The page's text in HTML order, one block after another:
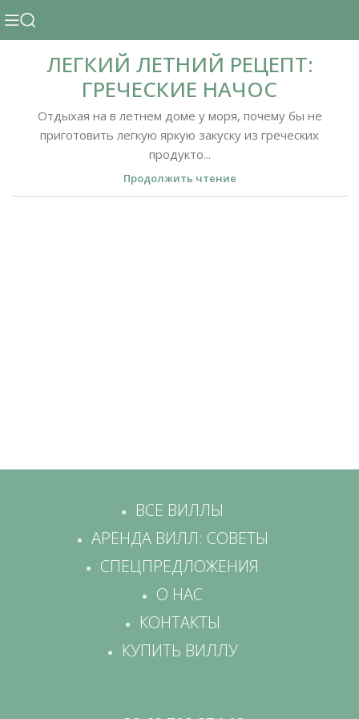
ЛЕГКИЙ ЛЕТНИЙ РЕЦЕПТ:
ГРЕЧЕСКИЕ НАЧОС
Отдыхая на в летнем доме у моря, почему бы не
приготовить легкую яркую закуску из греческих
продукто...
Продолжить чтение
ВСЕ ВИЛЛЫ
АРЕНДА ВИЛЛ: СОВЕТЫ
СПЕЦПРЕДЛОЖЕНИЯ
О НАС
КОНТАКТЫ
КУПИТЬ ВИЛЛУ